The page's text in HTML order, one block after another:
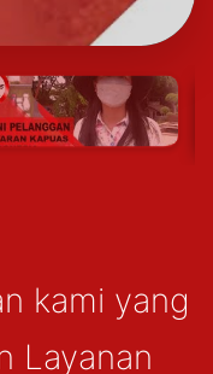
kami yang
Layanan